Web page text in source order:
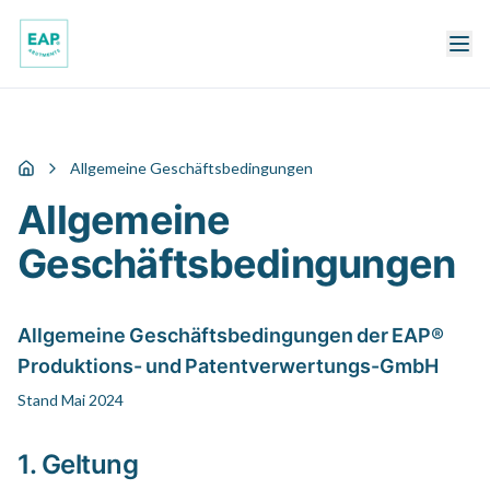
StartseiteAllgemeine Geschäftsbedingungen
Allgemeine
Geschäftsbedingungen
Allgemeine Geschäftsbedingungen der EAP®
Produktions- und Patentverwertungs-GmbH
Stand Mai 2024
1. Geltung